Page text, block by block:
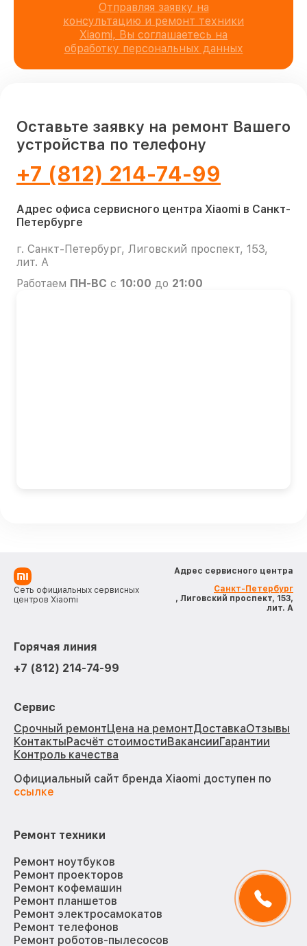
Отправляя заявку на
консультацию и ремонт техники
Xiaomi, Вы соглашаетесь на
обработку персональных данных
Оставьте заявку на ремонт Вашего
устройства по телефону
+7 (812) 214-74-99
Адрес офиса сервисного центра Xiaomi в Санкт-
Петербурге
г. Санкт-Петербург, Лиговский проспект, 153,
лит. А
Работаем ПН-ВС с 10:00 до 21:00
Сеть официальных сервисных
центров Xiaomi
Адрес сервисного центра
Санкт-Петербург
, Лиговский проспект, 153,
лит. А
Горячая линия
+7 (812) 214-74-99
Сервис
Срочный ремонтЦена на ремонтДоставкаОтзывы
КонтактыРасчёт стоимостиВакансииГарантии
Контроль качества
Официальный сайт бренда Xiaomi доступен по
ссылке
Ремонт техники
Ремонт ноутбуков
Ремонт проекторов
Ремонт кофемашин
Ремонт планшетов
Ремонт электросамокатов
Ремонт телефонов
Ремонт роботов-пылесосов